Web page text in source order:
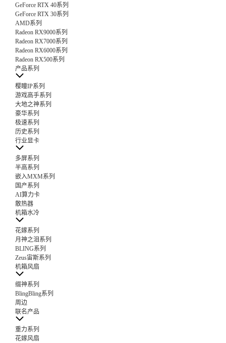
GeForce RTX 40系列
GeForce RTX 30系列
AMD系列
Radeon RX9000系列
Radeon RX7000系列
Radeon RX6000系列
Radeon RX500系列
产品系列
樱瞳IP系列
游戏高手系列
大地之神系列
豪华系列
极速系列
历史系列
行业显卡
多屏系列
半高系列
嵌入MXM系列
国产系列
AI算力卡
散热器
机箱水冷
花嫁系列
月神之泪系列
BLING系列
Zeus宙斯系列
机箱风扇
缀神系列
BlingBling系列
周边
联名产品
重力系列
花嫁风扇